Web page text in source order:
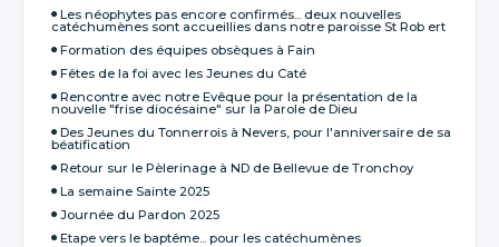
Les néophytes pas encore confirmés... deux nouvelles
catéchumènes sont accueillies dans notre paroisse St Rob ert
Formation des équipes obsèques à Fain
Fêtes de la foi avec les Jeunes du Caté
Rencontre avec notre Evêque pour la présentation de la
nouvelle "frise diocésaine" sur la Parole de Dieu
Des Jeunes du Tonnerrois à Nevers, pour l'anniversaire de sa
béatification
Retour sur le Pèlerinage à ND de Bellevue de Tronchoy
La semaine Sainte 2025
Journée du Pardon 2025
Etape vers le baptême... pour les catéchumènes